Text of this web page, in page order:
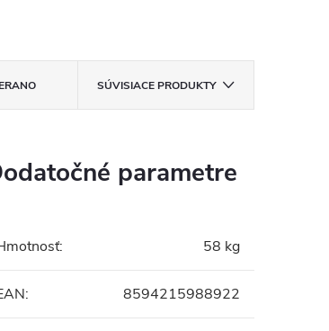
SÚVISIACE PRODUKTY
parametre
: 58 kg
: 8594215988922